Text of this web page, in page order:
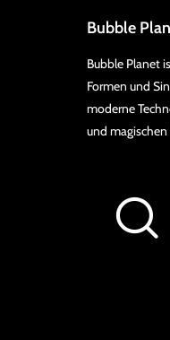
Bubble
Bubble Planet
Formen und
moderne
und